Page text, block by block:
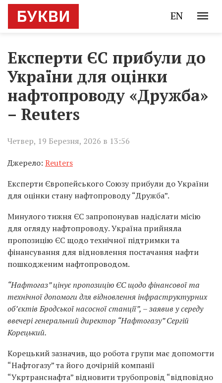
EN
Експерти ЄС прибули до
України для оцінки
нафтопроводу «Дружба»
– Reuters
Четвер, 19 Березня, 2026 в 13:56
Джерело: Reuters
Експерти Європейського Союзу прибули до України
для оцінки стану нафтопроводу “Дружба”.
Минулого тижня ЄС запропонував надіслати місію
для огляду нафтопроводу. Україна прийняла
пропозицію ЄС щодо технічної підтримки та
фінансування для відновлення постачання нафти
пошкодженим нафтопроводом.
“Нафтогаз” цінує пропозицію ЄС щодо фінансової та
технічної допомоги для відновлення інфраструктурних
об’єктів Бродської насосної станції”, – заявив у середу
ввечері генеральний директор “Нафтогазу” Сергій
Корецький.
Корецький зазначив, що робота групи має допомогти
“Нафтогазу” та його дочірній компанії
“Укртранснафта” відновити трубопровід “відповідно